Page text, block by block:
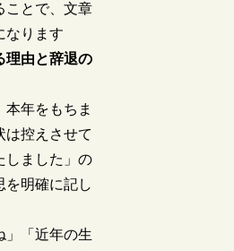
ことで、文章
なります
理由と辞退の
本年をもちま
は控えさせて
しました」の
を明確に記し
」「近年の生